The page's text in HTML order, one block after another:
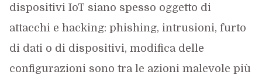
dispositivi IoT siano spesso oggetto di
attacchi e hacking: phishing, intrusioni, furto
di dati o di dispositivi, modifica delle
configurazioni sono tra le azioni malevole più